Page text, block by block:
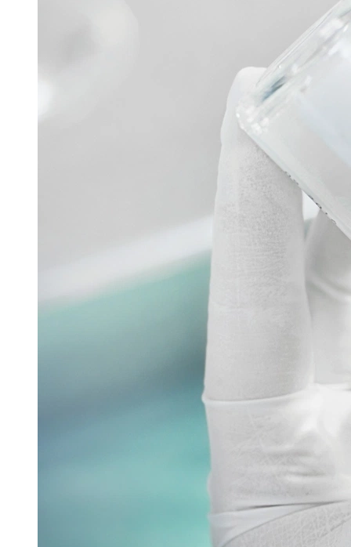
Pharmazeutische Sprühtrocknungstechnologie
Glatt stellte auf der Interpack seine
Sprühtrocknungstechnologie – GSX.Lab – im Rahmen
einer spannenden Eröffnungsfeier vor. Mit der